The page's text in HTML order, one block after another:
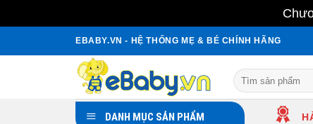
EBABY.VN - HỆ THỐNG MẸ & BÉ CHÍNH HÃNG
Search
for:
DANH MỤC SẢN PHẨM